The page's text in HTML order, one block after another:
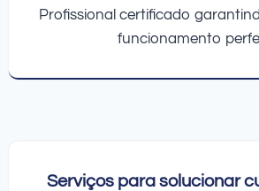
Profissional certificado
funcionamento
Serviços para solucionar